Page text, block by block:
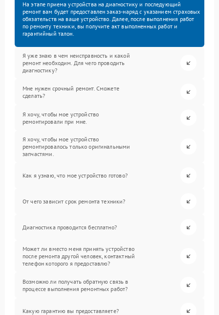
На этапе приема устройства на диагностику и последующий
ремонт вам будет предоставлен заказ-наряд с указанием страховых
обязательств на ваше устройство. Далее, после выполнения работ
по ремонту техники, вы получите акт выполненных работ и
гарантийный талон.
Я уже знаю в чем неисправность и какой
ремонт необходим. Для чего проводить
диагностику?
Мне нужен срочный ремонт. Сможете
сделать?
Я хочу, чтобы мое устройство
ремонтировали при мне.
Я хочу, чтобы мое устройство
ремонтировалось только оригинальными
запчастями.
Как я узнаю, что мое устройство готово?
От чего зависит срок ремонта техники?
Диагностика проводится бесплатно?
Может ли вместо меня принять устройство
после ремонта другой человек, контактный
телефон которого я предоставлю?
Возможно ли получать обратную связь в
процессе выполнения ремонтных работ?
Какую гарантию вы предоставляете?